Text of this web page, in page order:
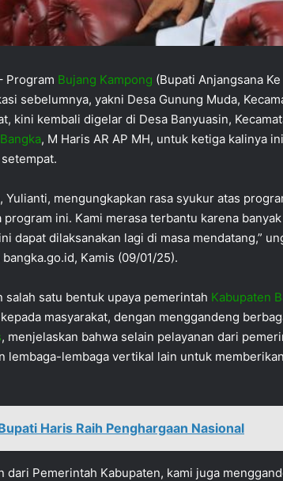
Program Bujang Kampong (Bupati Anjangsana
sebelumnya, yakni Desa Gunung Muda,
kini kembali digelar di Desa Banyuasin,
, M Haris AR AP MH, untuk ketiga kalinya
Yulianti, mengungkapkan rasa syukur atas
program ini. Kami merasa terbantu karena
dapat dilaksanakan lagi di masa mendatang,”
Kamis (09/01/25).
salah satu bentuk upaya pemerintah Kabupaten
masyarakat, dengan menggandeng
, menjelaskan bahwa selain pelayanan dari
lembaga-lembaga vertikal lain untuk
Haris Raih Penghargaan Nasional
dari Pemerintah Kabupaten, kami juga